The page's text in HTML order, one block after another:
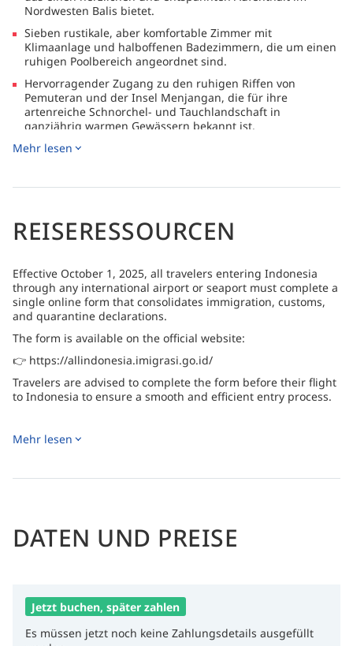
Nordwesten Balis bietet.
Sieben rustikale, aber komfortable Zimmer mit
Klimaanlage und halboffenen Badezimmern, die um einen
ruhigen Poolbereich angeordnet sind.
Hervorragender Zugang zu den ruhigen Riffen von
Pemuteran und der Insel Menjangan, die für ihre
artenreiche Schnorchel- und Tauchlandschaft in
ganzjährig warmen Gewässern bekannt ist.
Günstige Lage in der Nähe des Bali Barat Nationalparks,
Mehr lesen
REISERESSOURCEN
Effective October 1, 2025, all travelers entering Indonesia
through any international airport or seaport must complete a
single online form that consolidates immigration, customs,
and quarantine declarations.
The form is available on the official website:
👉 https://allindonesia.imigrasi.go.id/
Travelers are advised to complete the form before their flight
to Indonesia to ensure a smooth and efficient entry process.
Mehr lesen
DATEN UND PREISE
Jetzt buchen, später zahlen
Es müssen jetzt noch keine Zahlungsdetails ausgefüllt